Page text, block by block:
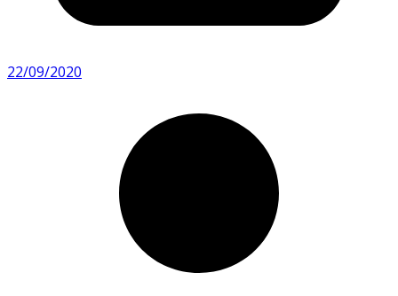
22/09/2020